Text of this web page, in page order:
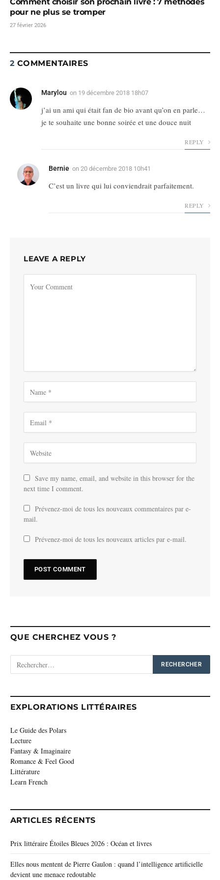
pour ne plus se tromper
27 février 2026
2 COMMENTAIRES
Marylou on 19 décembre 2018 18h07
j’ai un ami qui était fan de bio avant qu’on en parle…
je te souhaite une bonne soirée et une douce nuit
REPLY
Bernie on 20 décembre 2018 10h41
C’est un livre qui lui conviendrait parfaitement.
REPLY
LEAVE A REPLY
Save my name, email, and website in this browser for the
next time I comment.
Prévenez-moi de tous les nouveaux commentaires par e-
mail.
Prévenez-moi de tous les nouveaux articles par e-mail.
QUE CHERCHEZ VOUS ?
EXPLORATIONS LITTÉRAIRES
Le Guide des Polars
Lecture
Fantasy & Imaginaire
Romance & Feel Good
Littérature
Learn French
ARTICLES RÉCENTS
Prix littéraire Étoiles Bleues 2026 : Océan et livres
Elles nous mentent de Pierre Gaulon : quand l’intelligence artificielle
devient une menace redoutable